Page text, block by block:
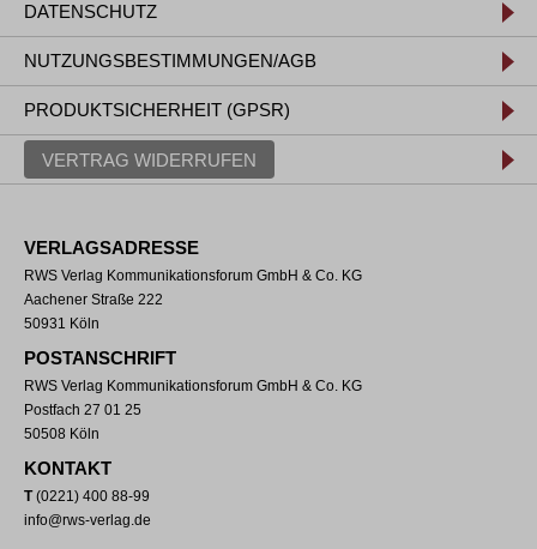
DATENSCHUTZ
NUTZUNGSBESTIMMUNGEN/AGB
PRODUKTSICHERHEIT (GPSR)
VERTRAG WIDERRUFEN
VERLAGSADRESSE
RWS Verlag Kommunikationsforum GmbH & Co. KG
Aachener Straße 222
50931 Köln
POSTANSCHRIFT
RWS Verlag Kommunikationsforum GmbH & Co. KG
Postfach 27 01 25
50508 Köln
KONTAKT
T(0221) 400 88-99
info@rws-verlag.de